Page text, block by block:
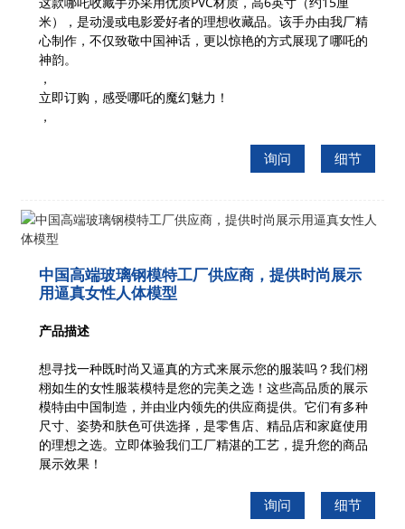
米），是动漫或电影爱好者的理想收藏品。该手办由我厂精
心制作，不仅致敬中国神话，更以惊艳的方式展现了哪吒的
神韵。
，
立即订购，感受哪吒的魔幻魅力！
，
询问 细节
中国高端玻璃钢模特工厂供应商，提供时尚展示
用逼真女性人体模型
产品描述
想寻找一种既时尚又逼真的方式来展示您的服装吗？我们栩
栩如生的女性服装模特是您的完美之选！这些高品质的展示
模特由中国制造，并由业内领先的供应商提供。它们有多种
尺寸、姿势和肤色可供选择，是零售店、精品店和家庭使用
的理想之选。立即体验我们工厂精湛的工艺，提升您的商品
展示效果！
询问 细节